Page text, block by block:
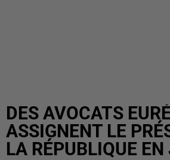
DES AVOCATS
ASSIGNENT LE
LA RÉPUBLIQUE